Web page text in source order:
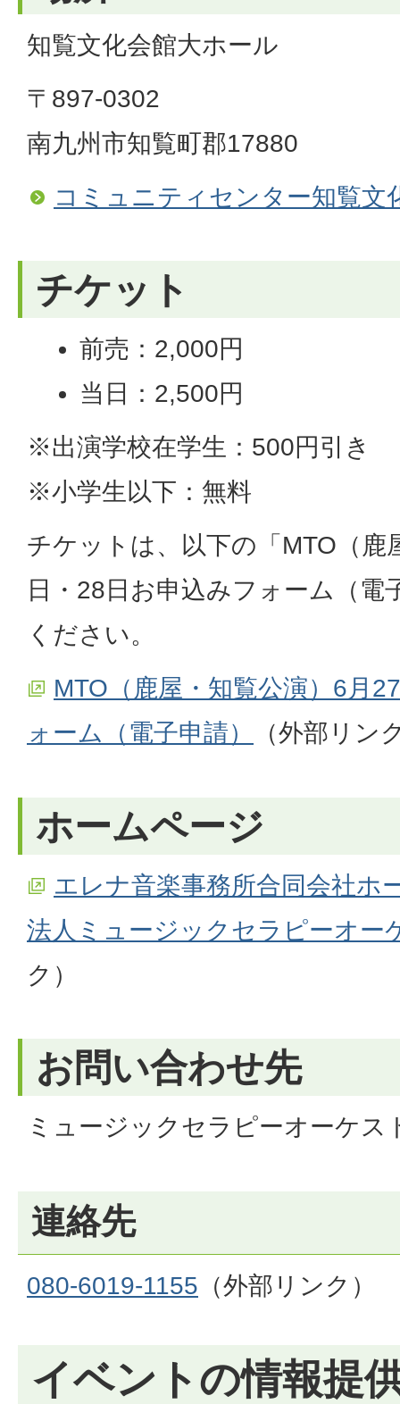
知覧文化会館大ホール
〒897-0302
南九州市知覧町郡17880
コミュニティセンター知覧文
チケット
前売：2,000円
当日：2,500円
※出演学校在学生：500円引き
※小学生以下：無料
チケットは、以下の「MTO（鹿
日・28日お申込みフォーム（電
ください。
MTO（鹿屋・知覧公演）6月
ォーム（電子申請）
（外部リン
ホームページ
エレナ音楽事務所合同会社ホ
法人ミュージックセラピーオー
ク）
お問い合わせ先
ミュージックセラピーオーケス
連絡先
080-6019-1155 （外部リンク）
イベントの情報提